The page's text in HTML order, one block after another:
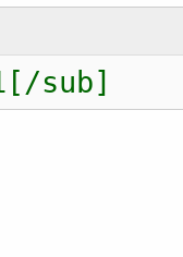
sub]